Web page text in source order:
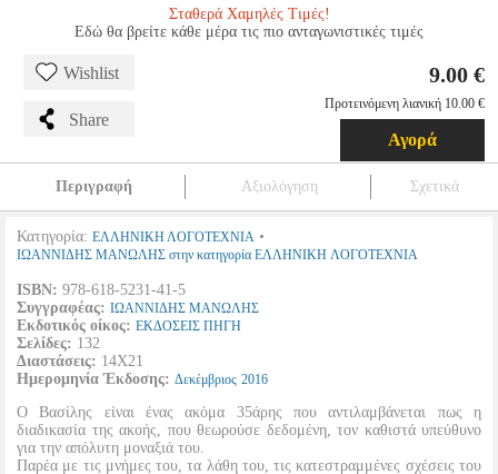
Σταθερά Χαμηλές Τιμές!
Εδώ θα βρείτε κάθε μέρα τις πιο ανταγωνιστικές τιμές
Wishlist
Share
9.00 €
Προτεινόμενη λιανική 10.00 €
Αγορά
Περιγραφή Αξιολόγηση Σχετικά
Κατηγορία: ΕΛΛΗΝΙΚΗ ΛΟΓΟΤΕΧΝΙΑ •
ΙΩΑΝΝΙΔΗΣ ΜΑΝΩΛΗΣ στην κατηγορία ΕΛΛΗΝΙΚΗ ΛΟΓΟΤΕΧΝΙΑ
ISBN: 978-618-5231-41-5
Συγγραφέας: ΙΩΑΝΝΙΔΗΣ ΜΑΝΩΛΗΣ
Εκδοτικός οίκος: ΕΚΔΟΣΕΙΣ ΠΗΓΗ
Σελίδες: 132
Διαστάσεις: 14Χ21
Ημερομηνία Έκδοσης: Δεκέμβριος 2016
Ο Βασίλης είναι ένας ακόμα 35άρης που αντιλαμβάνεται πως η
διαδικασία της ακοής, που θεωρούσε δεδομένη, τον καθιστά υπεύθυνο
για την απόλυτη μοναξιά του.
Παρέα με τις μνήμες του, τα λάθη του, τις κατεστραμμένες σχέσεις του